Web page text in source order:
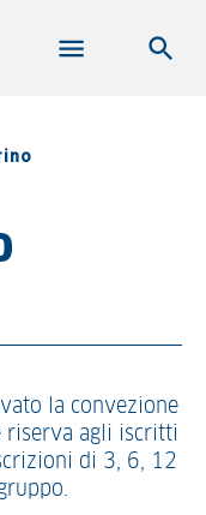
la convezione
riserva agli iscritti
di 3, 6, 12